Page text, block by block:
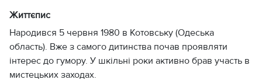
Життєпис
Народився 5 червня 1980 в Котовську (Одеська
область). Вже з самого дитинства почав проявляти
інтерес до гумору. У шкільні роки активно брав участь в
мистецьких заходах.